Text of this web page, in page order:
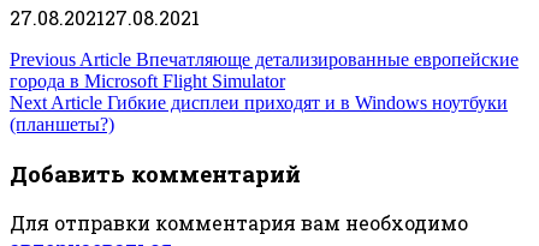
27.08.202127.08.2021
Навигация
по
записям
Previous Article Впечатляюще детализированные европейские
города в Microsoft Flight Simulator
Next Article Гибкие дисплеи приходят и в Windows ноутбуки
(планшеты?)
Добавить комментарий
Для отправки комментария вам необходимо